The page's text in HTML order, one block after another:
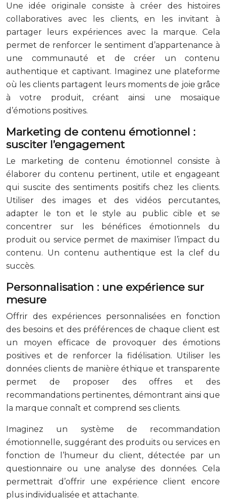
Une idée originale consiste à créer des histoires
collaboratives avec les clients, en les invitant à
partager leurs expériences avec la marque. Cela
permet de renforcer le sentiment d’appartenance à
une communauté et de créer un contenu
authentique et captivant. Imaginez une plateforme
où les clients partagent leurs moments de joie grâce
à votre produit, créant ainsi une mosaïque
d’émotions positives.
Marketing de contenu émotionnel :
susciter l’engagement
Le marketing de contenu émotionnel consiste à
élaborer du contenu pertinent, utile et engageant
qui suscite des sentiments positifs chez les clients.
Utiliser des images et des vidéos percutantes,
adapter le ton et le style au public cible et se
concentrer sur les bénéfices émotionnels du
produit ou service permet de maximiser l’impact du
contenu. Un contenu authentique est la clef du
succès.
Personnalisation : une expérience sur
mesure
Offrir des expériences personnalisées en fonction
des besoins et des préférences de chaque client est
un moyen efficace de provoquer des émotions
positives et de renforcer la fidélisation. Utiliser les
données clients de manière éthique et transparente
permet de proposer des offres et des
recommandations pertinentes, démontrant ainsi que
la marque connaît et comprend ses clients.
Imaginez un système de recommandation
émotionnelle, suggérant des produits ou services en
fonction de l’humeur du client, détectée par un
questionnaire ou une analyse des données. Cela
permettrait d’offrir une expérience client encore
plus individualisée et attachante.